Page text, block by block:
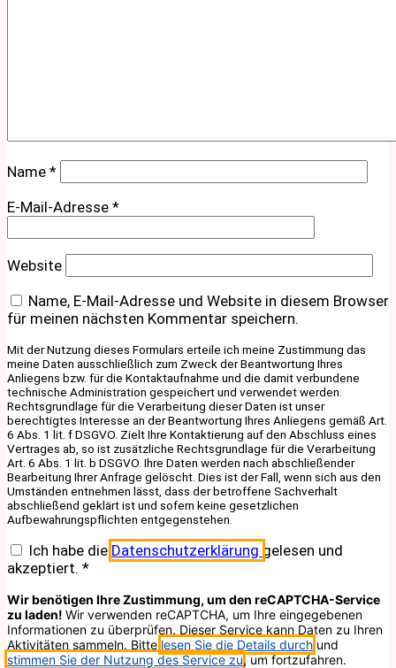
Name *
E-Mail-Adresse *
Website
Name, E-Mail-Adresse und Website in diesem Browser
für meinen nächsten Kommentar speichern.
Mit der Nutzung dieses Formulars erteile ich meine Zustimmung das
meine Daten ausschließlich zum Zweck der Beantwortung Ihres
Anliegens bzw. für die Kontaktaufnahme und die damit verbundene
technische Administration gespeichert und verwendet werden.
Rechtsgrundlage für die Verarbeitung dieser Daten ist unser
berechtigtes Interesse an der Beantwortung Ihres Anliegens gemäß Art.
6 Abs. 1 lit. f DSGVO. Zielt Ihre Kontaktierung auf den Abschluss eines
Vertrages ab, so ist zusätzliche Rechtsgrundlage für die Verarbeitung
Art. 6 Abs. 1 lit. b DSGVO. Ihre Daten werden nach abschließender
Bearbeitung Ihrer Anfrage gelöscht. Dies ist der Fall, wenn sich aus den
Umständen entnehmen lässt, dass der betroffene Sachverhalt
abschließend geklärt ist und sofern keine gesetzlichen
Aufbewahrungspflichten entgegenstehen.
Ich habe die Datenschutzerklärung gelesen und
akzeptiert. *
Wir benötigen Ihre Zustimmung, um den reCAPTCHA-Service
zu laden! Wir verwenden reCAPTCHA, um Ihre eingegebenen
Informationen zu überprüfen. Dieser Service kann Daten zu Ihren
Aktivitäten sammeln. Bitte lesen Sie die Details durch und
stimmen Sie der Nutzung des Service zu, um fortzufahren.